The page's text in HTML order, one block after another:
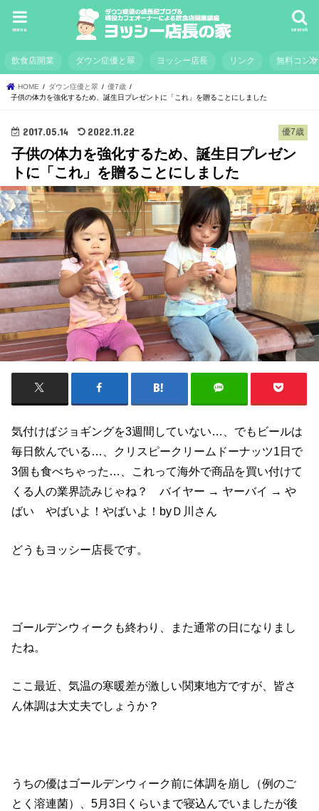
search
menu
飲食店開業 ダウン症優と翠 ヨッシー店長 リンク 無料コン
HOME ダウン症優と翠
優7歳
子供の体力を強化するため、誕生日プレゼントに「これ」を贈ることにしました
優7歳
2017.05.14 2022.11.22
子供の体力を強化するため、誕生日プレゼン
トに「これ」を贈ることにしました
気付けばジョギングを3週間していない…、でもビールは
毎日飲んでいる…、クリスピークリームドーナッツ1日で
3個も食べちゃった…、これって海外で商品を買い付けて
くる人の業界読みじゃね？ バイヤー → ヤーバイ → や
ばい やばいよ！やばいよ！byＤ川さん
どうもヨッシー店長です。
ゴールデンウィークも終わり、また通常の日になりまし
たね。
ここ最近、気温の寒暖差が激しい関東地方ですが、皆さ
ん体調は大丈夫でしょうか？
うちの優はゴールデンウィーク前に体調を崩し（例のご
とく溶連菌）、5月3日くらいまで寝込んでいましたが後